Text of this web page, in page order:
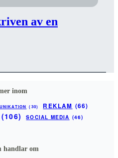
av en
inom
(30) REKLAM (66)
(106) SOCIAL MEDIA (46)
handlar om